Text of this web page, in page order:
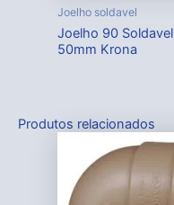
Joelho soldavel
Joelho 90 Soldavel
50mm Krona
Produtos relacionados